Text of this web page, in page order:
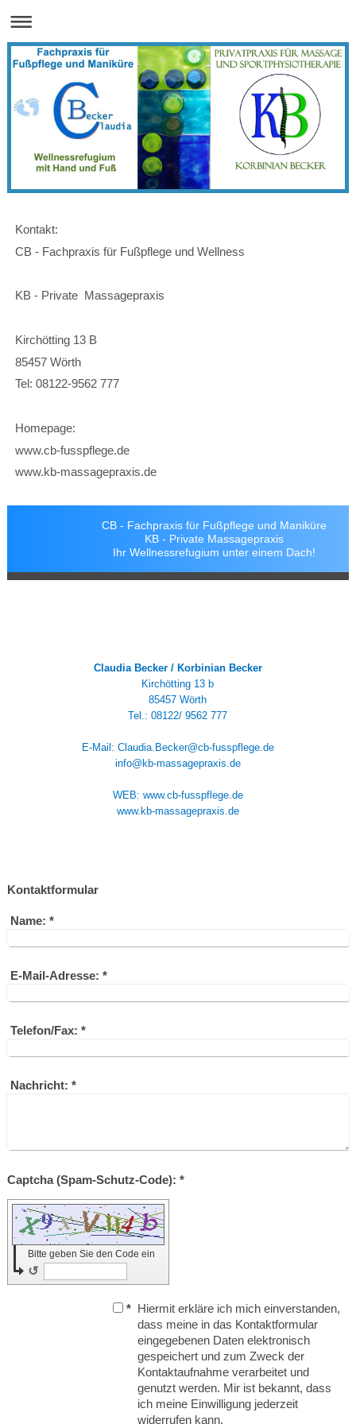
Kontakt:
CB - Fachpraxis für Fußpflege und Wellness
KB - Private Massagepraxis
Kirchötting 13 B
85457 Wörth
Tel: 08122-9562 777
Homepage:
www.cb-fusspflege.de
www.kb-massagepraxis.de
CB - Fachpraxis für Fußpflege und Maniküre
KB - Private Massagepraxis
Ihr Wellnessrefugium unter einem Dach!
Claudia Becker / Korbinian Becker
Kirchötting 13 b
85457 Wörth
Tel.: 08122/ 9562 777
E-Mail: Claudia.Becker@cb-fusspflege.de
info@kb-massagepraxis.de
WEB: www.cb-fusspflege.de
www.kb-massagepraxis.de
Kontaktformular
Name: *
E-Mail-Adresse: *
Telefon/Fax: *
Nachricht: *
Captcha (Spam-Schutz-Code): *
Bitte geben Sie den Code ein
↺
* Hiermit erkläre ich mich einverstanden,
dass meine in das Kontaktformular
eingegebenen Daten elektronisch
gespeichert und zum Zweck der
Kontaktaufnahme verarbeitet und
genutzt werden. Mir ist bekannt, dass
ich meine Einwilligung jederzeit
widerrufen kann.